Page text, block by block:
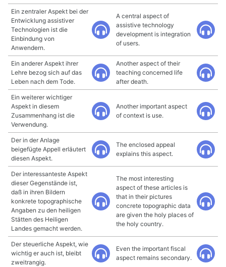
Ein zentraler Aspekt bei der
Entwicklung assistiver
Technologien ist die
Einbindung von
Anwendern.
A central aspect of
assistive technology
development is integration
of users.
Ein anderer Aspekt ihrer
Lehre bezog sich auf das
Leben nach dem Tode.
Another aspect of their
teaching concerned life
after death.
Ein weiterer wichtiger
Aspekt in diesem
Zusammenhang ist die
Verwendung.
Another important aspect
of context is use.
Der in der Anlage
beigefügte Appell erläutert
diesen Aspekt.
The enclosed appeal
explains this aspect.
Der interessanteste Aspekt
dieser Gegenstände ist,
daß in ihren Bildern
konkrete topographische
Angaben zu den heiligen
Stätten des Heiligen
Landes gemacht werden.
The most interesting
aspect of these articles is
that in their pictures
concrete topographic data
are given the holy places of
the holy country.
Der steuerliche Aspekt, wie
wichtig er auch ist, bleibt
zweitrangig.
Even the important fiscal
aspect remains secondary.